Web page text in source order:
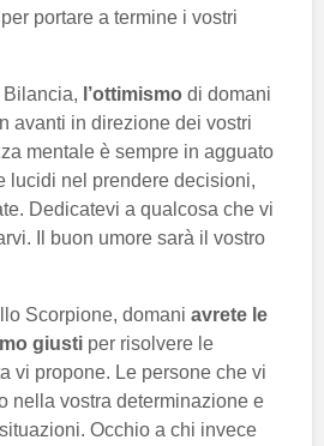
portare a termine i vostri
Bilancia, l’ottimismo di domani
avanti in direzione dei vostri
mentale è sempre in agguato
lucidi nel prendere decisioni,
Dedicatevi a qualcosa che vi
Il buon umore sarà il vostro
Scorpione, domani avrete le
giusti per risolvere le
vi propone. Le persone che vi
nella vostra determinazione e
Occhio a chi invece